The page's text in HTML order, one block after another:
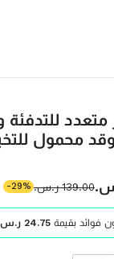
محمول
‫139.00 ر.س.‬ -29%
‫24.75 ر.س.‬ / شهر